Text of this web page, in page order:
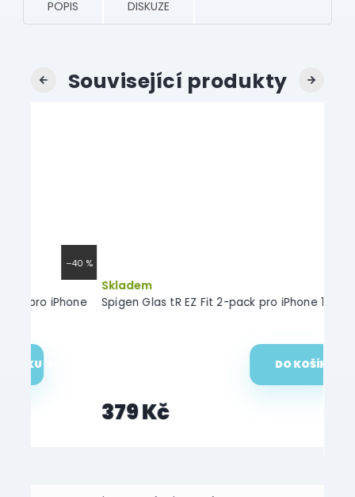
POPIS DISKUZE
Související produkty
Previous
Spigen Glas tR EZ Fit 2-pack pro iPhone 12/12 Pro
Next